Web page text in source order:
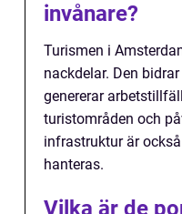
invånare?
Turismen i
nackdelar. Den
genererar
turistområden och
infrastruktur är
hanteras.
Vilka är de